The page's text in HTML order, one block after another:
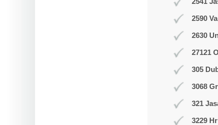
2590
2630
27121
305
3068
321
3229